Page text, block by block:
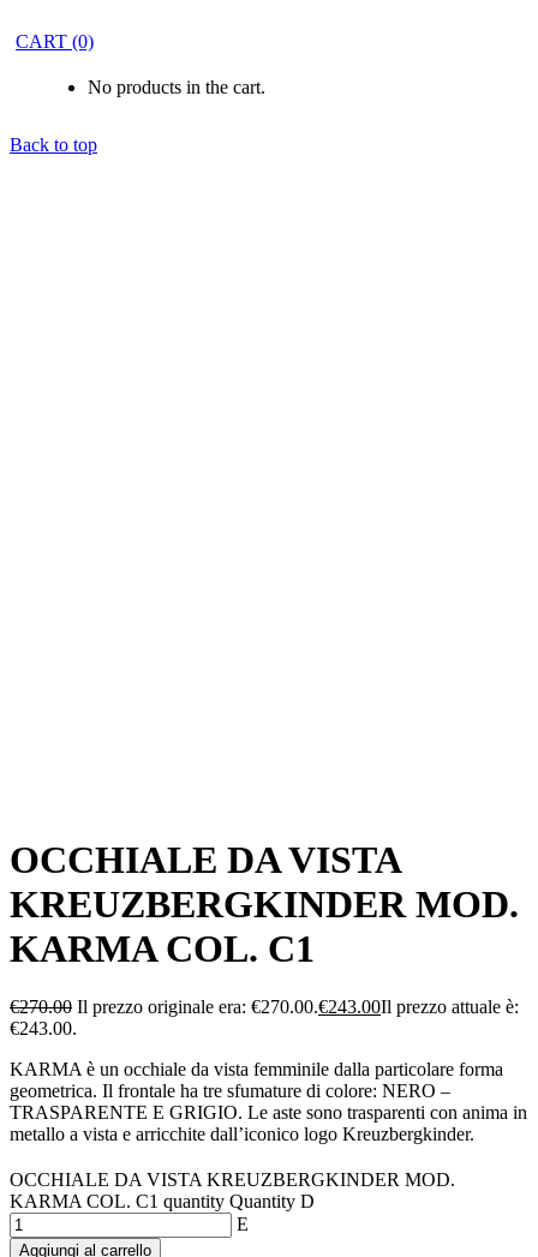
CART (0)
No products in the cart.
Back to top
OCCHIALE DA VISTA
KREUZBERGKINDER MOD.
KARMA COL. C1
€270.00 Il prezzo originale era: €270.00.€243.00Il prezzo attuale è:
€243.00.
KARMA è un occhiale da vista femminile dalla particolare forma
geometrica. Il frontale ha tre sfumature di colore: NERO –
TRASPARENTE E GRIGIO. Le aste sono trasparenti con anima in
metallo a vista e arricchite dall’iconico logo Kreuzbergkinder.
OCCHIALE DA VISTA KREUZBERGKINDER MOD.
KARMA COL. C1 quantity Quantity
Aggiungi al carrello